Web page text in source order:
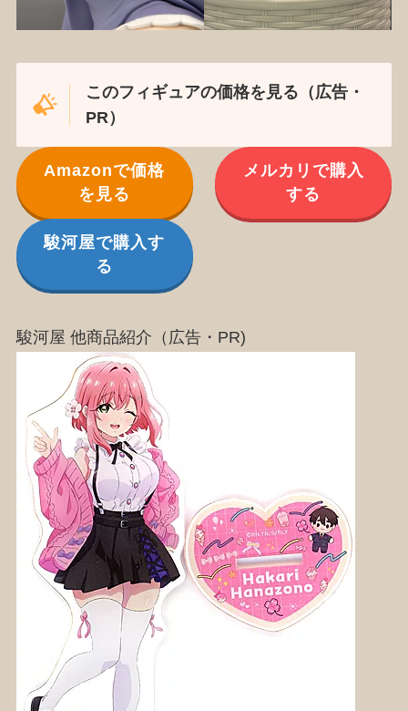
このフィギュアの価格を見る（広告・
PR）
Amazonで価格
を見る
メルカリで購入
する
駿河屋で購入す
る
駿河屋 他商品紹介（広告・PR)